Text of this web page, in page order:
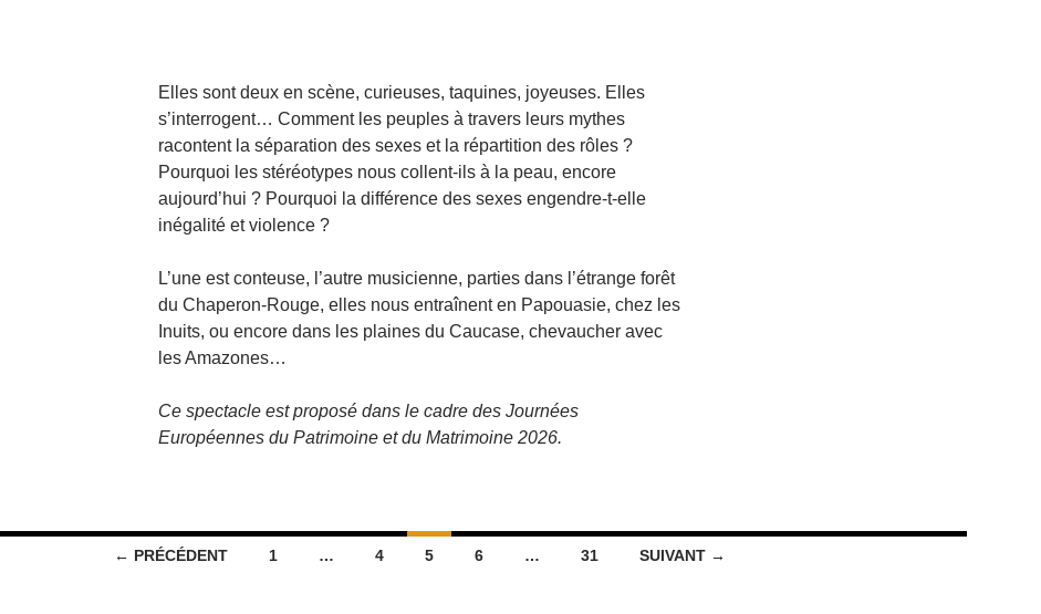
Elles sont deux en scène, curieuses, taquines, joyeuses. Elles
s’interrogent… Comment les peuples à travers leurs mythes
racontent la séparation des sexes et la répartition des rôles ?
Pourquoi les stéréotypes nous collent-ils à la peau, encore
aujourd’hui ? Pourquoi la différence des sexes engendre-t-elle
inégalité et violence ?
L’une est conteuse, l’autre musicienne, parties dans l’étrange forêt
du Chaperon-Rouge, elles nous entraînent en Papouasie, chez les
Inuits, ou encore dans les plaines du Caucase, chevaucher avec
les Amazones…
Ce spectacle est proposé dans le cadre des Journées
Européennes du Patrimoine et du Matrimoine 2026.
← PRÉCÉDENT 1 … 4 5 6 … 31 SUIVANT →